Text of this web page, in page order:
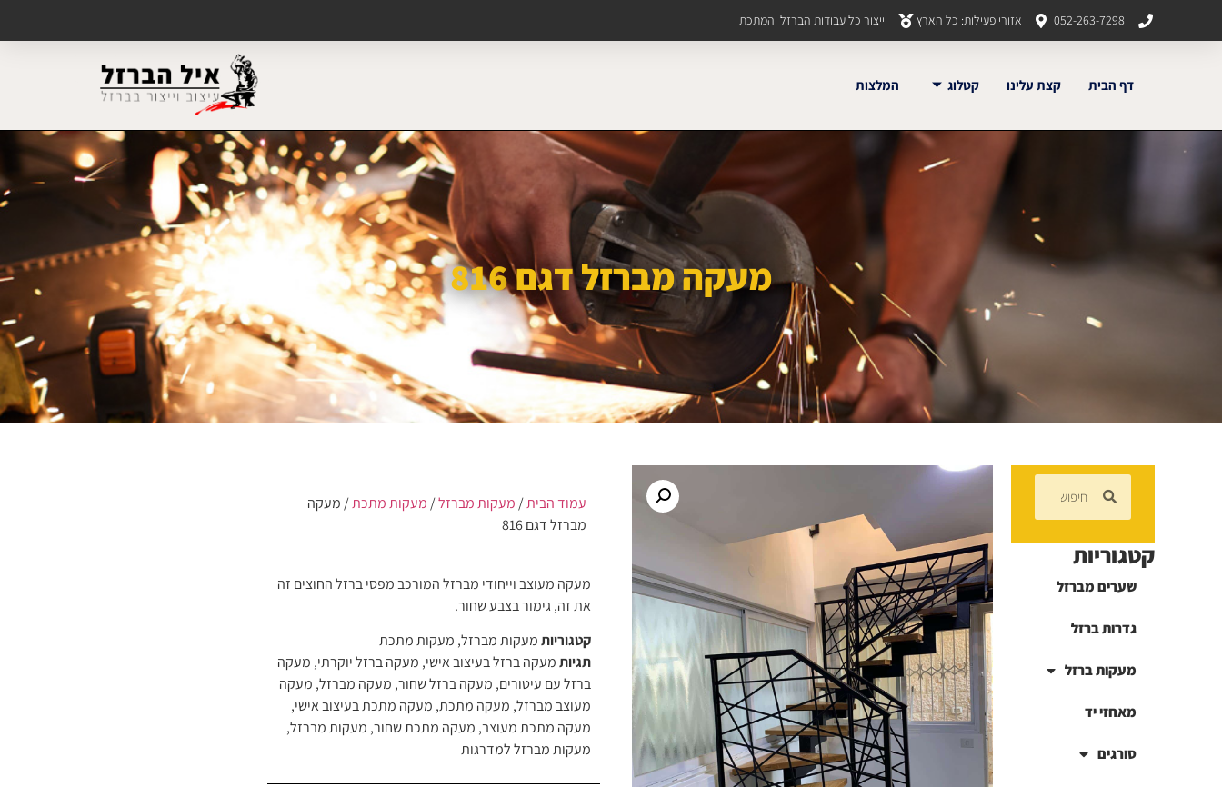
052-263-7298 אזורי פעילות: כל הארץ ייצור כל עבודות הברזל והמתכת
דף הבית קצת עלינו קטלוג המלצות
מעקה מברזל דגם 816
קטגוריות
שערים מברזל
גדרות ברזל
מעקות ברזל
מאחזי יד
סורגים
עמוד הבית/ מעקות מברזל/ מעקות מתכת/ מעקה
מברזל דגם 816
מעקה מעוצב וייחודי מברזל המורכב מפסי ברזל החוצים זה
את זה, גימור בצבע שחור.
קטגוריות מעקות מברזל, מעקות מתכת
תגיות מעקה ברזל בעיצוב אישי, מעקה ברזל יוקרתי, מעקה
ברזל עם עיטורים, מעקה ברזל שחור, מעקה מברזל, מעקה
מעוצב מברזל, מעקה מתכת, מעקה מתכת בעיצוב אישי,
מעקה מתכת מעוצב, מעקה מתכת שחור, מעקות מברזל,
מעקות מברזל למדרגות